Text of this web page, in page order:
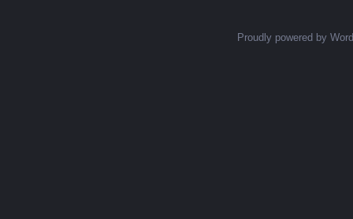
Proudly powered by